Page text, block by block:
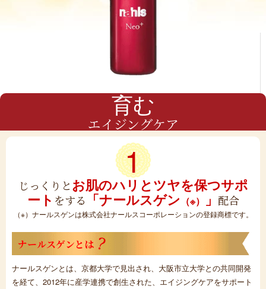
育む
エイジングケア
1
じっくりとお肌のハリとツヤを保つサポ
ート をする 「ナールスゲン （※） 」 配合
（※）ナールスゲンは株式会社ナールスコーポレーションの登録商標です。
ナールスゲンとは
ナールスゲンとは、京都大学で見出され、大阪市立大学との共同開発
を経て、2012年に産学連携で創生された、エイジングケアをサポート